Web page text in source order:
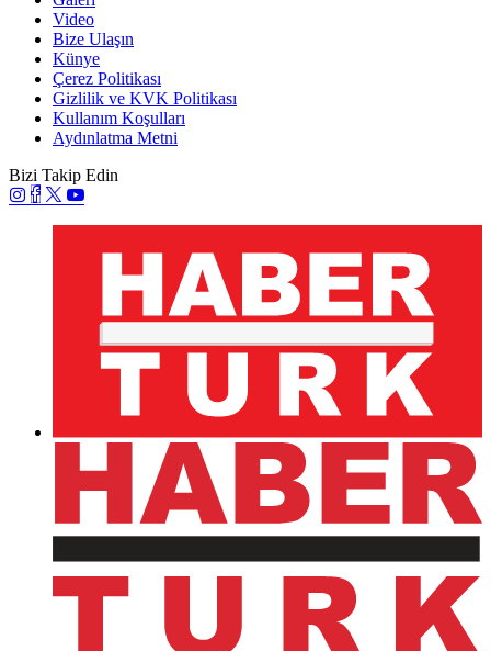
Video
Bize Ulaşın
Künye
Çerez Politikası
Gizlilik ve KVK Politikası
Kullanım Koşulları
Aydınlatma Metni
Bizi Takip Edin